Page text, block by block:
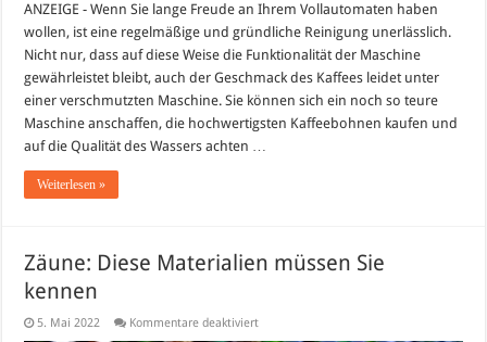
ANZEIGE - Wenn Sie lange Freude an Ihrem Vollautomaten haben
wollen, ist eine regelmäßige und gründliche Reinigung unerlässlich.
Nicht nur, dass auf diese Weise die Funktionalität der Maschine
gewährleistet bleibt, auch der Geschmack des Kaffees leidet unter
einer verschmutzten Maschine. Sie können sich ein noch so teure
Maschine anschaffen, die hochwertigsten Kaffeebohnen kaufen und
auf die Qualität des Wassers achten …
Weiterlesen »
Zäune: Diese Materialien müssen Sie
kennen
5. Mai 2022 Kommentare deaktiviertfür